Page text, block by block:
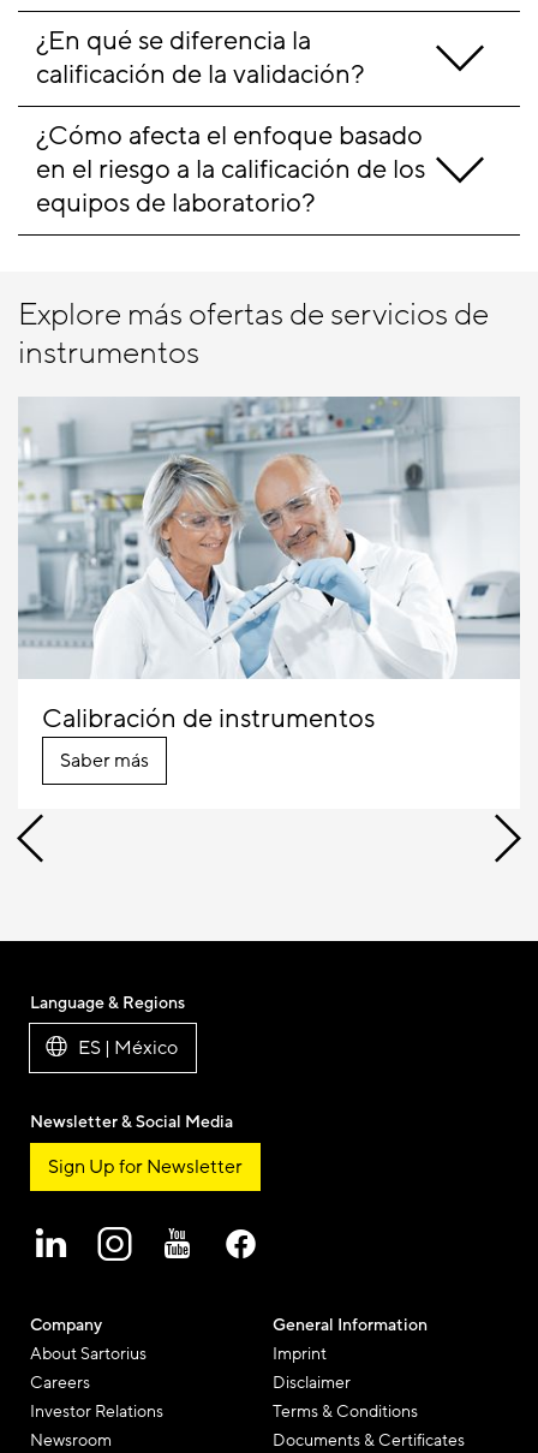
¿En qué se diferencia la
calificación de la validación?
¿Cómo afecta el enfoque basado
en el riesgo a la calificación de los
equipos de laboratorio?
Explore más ofertas de servicios de
instrumentos
Calibración de instrumentos
Saber más
Company
About Sartorius
Careers
Investor Relations
Newsroom
General Information
Imprint
Disclaimer
Terms & Conditions
Documents & Certificates
Language & Regions
ES | México
Newsletter & Social Media
Sign Up for Newsletter